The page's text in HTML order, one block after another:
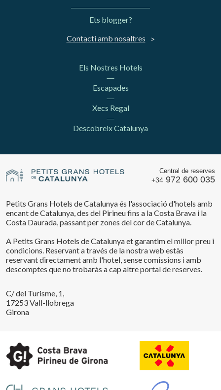
Ets blogger?
Contacti amb nosaltres
Els Nostres Hotels
Escapades
Xecs Regal
Descobreix Catalunya
Central de reserves
+34 972 600 035
Petits Grans Hotels de Catalunya és l'associació d'hotels amb
encant de Catalunya, des del Pirineu fins a la Costa Brava i la
Costa Daurada, passant per zones del cor de Catalunya.
A Petits Grans Hotels de Catalunya et garantim el millor preu i
condicions. Reservant a través de la nostra web estàs
reservant directament amb l'hotel, sense comissions i amb
descomptes que no trobaràs a cap altre portal de reserves.
C/ del Turisme, 1,
17253 Vall-llobrega
Girona